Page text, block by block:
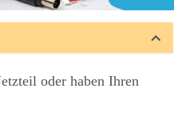
oder haben Ihren